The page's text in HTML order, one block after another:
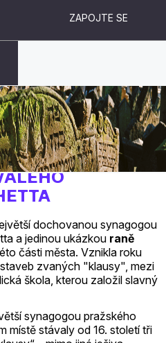
ZAPOJTE SE
NEJVĚTŠÍ
dochovanou synagogou
a jedinou ukázkou raně
části města. Vznikla roku
zvaných "klausy", mezi
škola, kterou založil slavný
synagogou pražského
místě stávaly od 16. století tři